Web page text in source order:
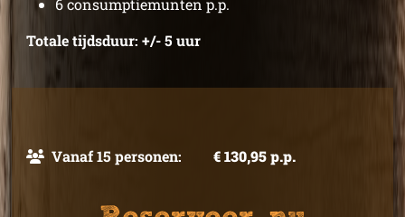
6 consumptiemunten p.p.
Totale tijdsduur: +/- 5 uur
Vanaf 15 personen: € 130,95 p.p.